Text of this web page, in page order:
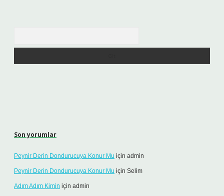
Son yorumlar
Peynir Derin Dondurucuya Konur Mu için admin
Peynir Derin Dondurucuya Konur Mu için Selim
Adım Adım Kimin için admin